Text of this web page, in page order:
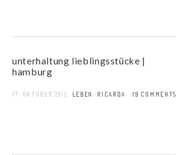
unterhaltung lieblingsstücke |
hamburg
17. OKTOBER 2012 LEBEN RICARDA 19 COMMENTS